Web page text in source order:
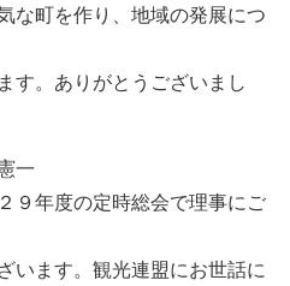
な町を作り、地域の発展につ
す。ありがとうございまし
一
９年度の定時総会で理事にご
います。観光連盟にお世話に